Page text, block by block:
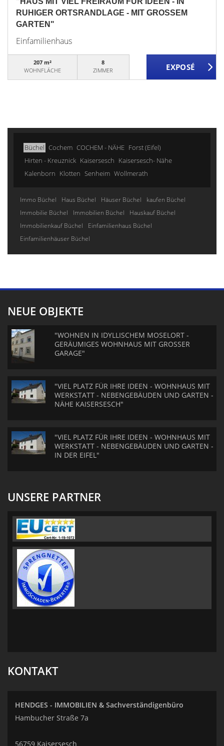
RUHIGER ORTSRANDLAGE - MIT GROSSEM
GARTEN"
Einfamilienhaus
207 m²
WOHNFLÄCHE
8
ZIMMER
Büchel Cochem COCHEM - NÄHE Forst (Eifel)
Hirten - Kreuznick Kaisersesch Kaisersesch- Nähe
Kalenborn Klotten Senheim Wollmerath
Immo Büchel Haus Büchel Häuser Büchel
kaufen Büchel
Immobilie Büchel
Immobilien Büchel
Hauskauf Büchel
Immobilienkauf Büchel
Einfamilienhaus Büchel
Einfamilienhäuser Büchel
NEUE OBJEKTE
"WOHNEN IN IDYLLISCHEM MOSELORT -
GERÄUMIGES WOHNHAUS MIT GROSSER
GARAGE"
"VIEL PLATZ FÜR IHRE IDEEN - WOHNHAUS MIT
WERKSTATT - NEBENGEBÄUDEN UND GARTEN -
NÄHE KAISERSESCH"
"VIEL PLATZ FÜR IHRE IDEEN - WOHNHAUS MIT
WERKSTATT - NEBENGEBÄUDEN UND GARTEN -
IN DER EIFEL"
UNSERE PARTNER
KONTAKT
HENDGES - IMMOBILIEN & Sachverständigenbüro
Hambucher Straße 7a
56759 Kaisersesch